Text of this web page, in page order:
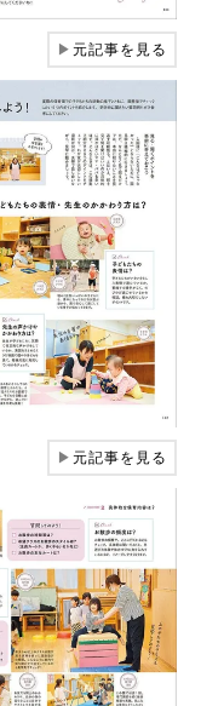
▶元記事を見る
▶元記事を見る